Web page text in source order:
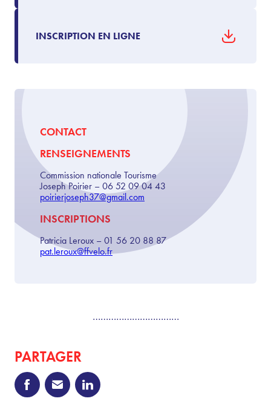
INSCRIPTION EN LIGNE
CONTACT
RENSEIGNEMENTS
Commission nationale Tourisme
Joseph Poirier – 06 52 09 04 43
poirierjoseph37@gmail.com
INSCRIPTIONS
Patricia Leroux – 01 56 20 88 87
pat.leroux@ffvelo.fr
……………………………
PARTAGER